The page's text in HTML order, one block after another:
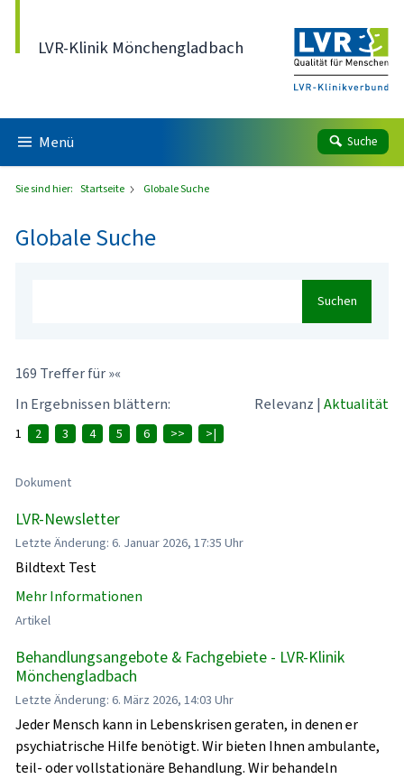
LVR-Klinik Mönchengladbach
Menü Suche
Sie sind hier: Startseite Globale Suche
Globale Suche
Suchen
169 Treffer für »«
In Ergebnissen blättern:
Relevanz | Aktualität
1 2 3 4 5 6 >> >|
Dokument
LVR-Newsletter
Letzte Änderung: 6. Januar 2026, 17:35 Uhr
Bildtext Test
Mehr Informationen
Artikel
Behandlungsangebote & Fachgebiete - LVR-Klinik
Mönchengladbach
Letzte Änderung: 6. März 2026, 14:03 Uhr
Jeder Mensch kann in Lebenskrisen geraten, in denen er
psychiatrische Hilfe benötigt. Wir bieten Ihnen ambulante,
teil- oder vollstationäre Behandlung. Wir behandeln